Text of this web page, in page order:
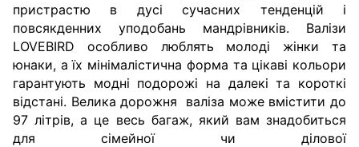
пристрастю в дусі сучасних тенденцій і
повсякденних уподобань мандрівників. Валізи
LOVEBIRD особливо люблять молоді жінки та
юнаки, а їх мінімалістична форма та цікаві кольори
гарантують модні подорожі на далекі та короткі
відстані. Велика дорожня валіза може вмістити до
97 літрів, а це весь багаж, який вам знадобиться
для сімейної чи ділової